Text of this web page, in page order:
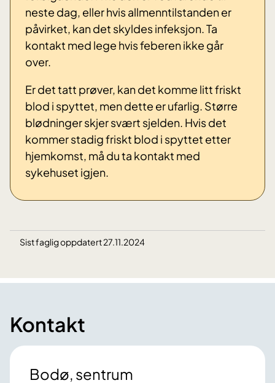
neste dag, eller hvis allmenntilstanden er
påvirket, kan det skyldes infeksjon. Ta
kontakt med lege hvis feberen ikke går
over.
Er det tatt prøver, kan det komme litt friskt
blod i spyttet, men dette er ufarlig. Større
blødninger skjer svært sjelden. Hvis det
kommer stadig friskt blod i spyttet etter
hjemkomst, må du ta kontakt med
sykehuset igjen.
Sist faglig oppdatert 27.11.2024
Kontakt
Bodø, sentrum